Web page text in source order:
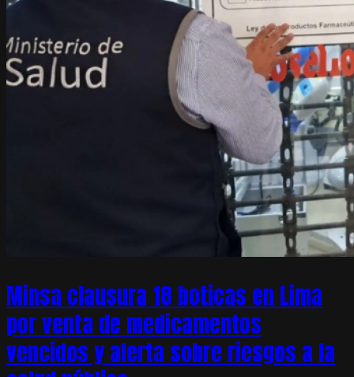
Minsa clausura 18 boticas en Lima
por venta de medicamentos
vencidos y alerta sobre riesgos a la